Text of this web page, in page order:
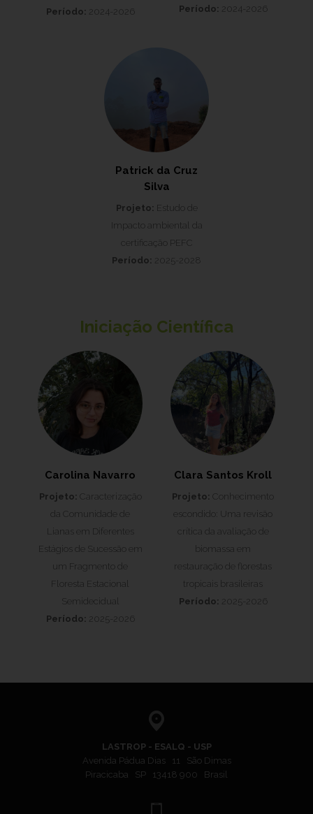
Período: 2024-2026
Período: 2024-2026
Patrick da Cruz
Silva
Projeto: Estudo de
Impacto ambiental da
certificação PEFC
Período: 2025-2028
Iniciação Científica
Carolina Navarro
Projeto: Caracterização
da Comunidade de
Lianas em Diferentes
Estágios de Sucessão em
um Fragmento de
Floresta Estacional
Semidecidual
Período: 2025-2026
Clara Santos Kroll
Projeto: Conhecimento
escondido: Uma revisão
crítica da avaliação de
biomassa em
restauração de florestas
tropicais brasileiras
Período: 2025-2026
LASTROP - ESALQ - USP
Avenida Pádua Dias 11 São Dimas
Piracicaba SP 13418 900 Brasil